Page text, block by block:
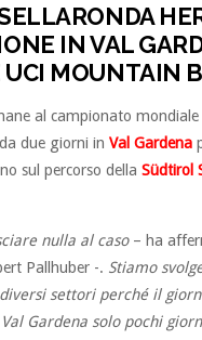
IN VAL
MOUNTAIN
al campionato mondiale
due giorni in Val Gardena
sul percorso della Südtirol
nulla al caso– ha
Pallhuber -. Stiamo
settori perché il
Gardena solo pochi